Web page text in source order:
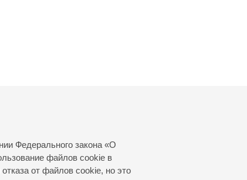
Федерального закона «О
файлов cookie в
от файлов cookie, но это